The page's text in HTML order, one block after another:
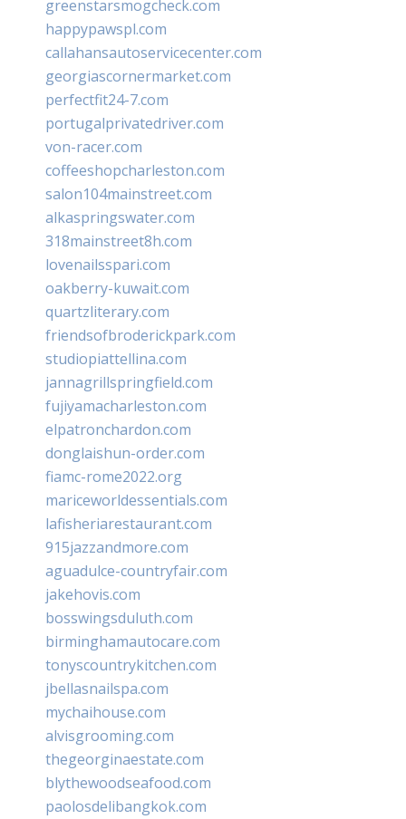
greenstarsmogcheck.com
happypawspl.com
callahansautoservicecenter.com
georgiascornermarket.com
perfectfit24-7.com
portugalprivatedriver.com
von-racer.com
coffeeshopcharleston.com
salon104mainstreet.com
alkaspringswater.com
318mainstreet8h.com
lovenailsspari.com
oakberry-kuwait.com
quartzliterary.com
friendsofbroderickpark.com
studiopiattellina.com
jannagrillspringfield.com
fujiyamacharleston.com
elpatronchardon.com
donglaishun-order.com
fiamc-rome2022.org
mariceworldessentials.com
lafisheriarestaurant.com
915jazzandmore.com
aguadulce-countryfair.com
jakehovis.com
bosswingsduluth.com
birminghamautocare.com
tonyscountrykitchen.com
jbellasnailspa.com
mychaihouse.com
alvisgrooming.com
thegeorginaestate.com
blythewoodseafood.com
paolosdelibangkok.com